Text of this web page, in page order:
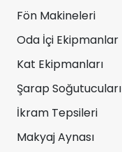
Fön Makineleri
Oda İçi Ekipmanlar
Kat Ekipmanları
Şarap Soğutucuları
İkram Tepsileri
Makyaj Aynası